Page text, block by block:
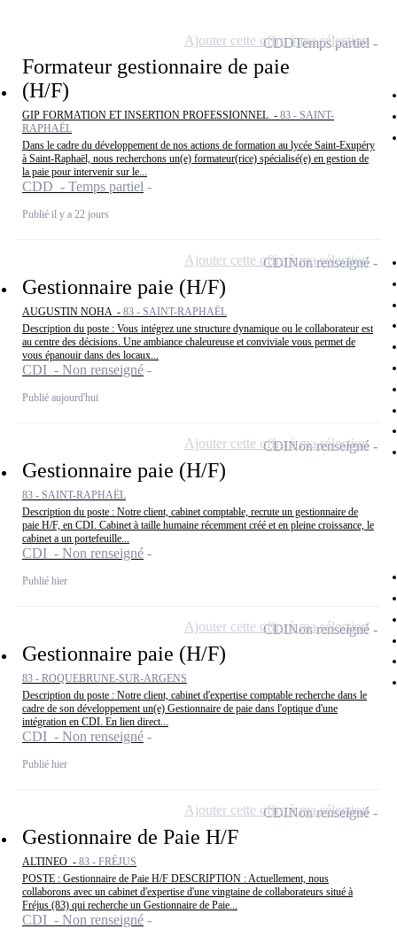
Formateur gestionnaire de paie
(H/F)
GIP FORMATION ET INSERTION PROFESSIONNEL - 83 - SAINT-
RAPHAËL
Dans le cadre du développement de nos actions de formation au lycée Saint-Exupéry
à Saint-Raphaël, nous recherchons un(e) formateur(rice) spécialisé(e) en gestion de
la paie pour intervenir sur le...
CDD - Temps partiel
Publié il y a 22 jours
CDDTemps partiel
Ajouter cette offre à ma sélection
Gestionnaire paie (H/F)
AUGUSTIN NOHA - 83 - SAINT-RAPHAËL
Description du poste : Vous intégrez une structure dynamique ou le collaborateur est
au centre des décisions. Une ambiance chaleureuse et conviviale vous permet de
vous épanouir dans des locaux...
CDI - Non renseigné
Publié aujourd'hui
CDINon renseigné
Ajouter cette offre à ma sélection
Gestionnaire paie (H/F)
83 - SAINT-RAPHAËL
Description du poste : Notre client, cabinet comptable, recrute un gestionnaire de
paie H/F, en CDI. Cabinet à taille humaine récemment créé et en pleine croissance, le
cabinet a un portefeuille...
CDI - Non renseigné
Publié hier
CDINon renseigné
Ajouter cette offre à ma sélection
Gestionnaire paie (H/F)
83 - ROQUEBRUNE-SUR-ARGENS
Description du poste : Notre client, cabinet d'expertise comptable recherche dans le
cadre de son développement un(e) Gestionnaire de paie dans l'optique d'une
intégration en CDI. En lien direct...
CDI - Non renseigné
Publié hier
CDINon renseigné
Ajouter cette offre à ma sélection
Gestionnaire de Paie H/F
ALTINEO - 83 - FRÉJUS
POSTE : Gestionnaire de Paie H/F DESCRIPTION : Actuellement, nous
collaborons avec un cabinet d'expertise d'une vingtaine de collaborateurs situé à
Fréjus (83) qui recherche un Gestionnaire de Paie...
CDI - Non renseigné
CDINon renseigné
Ajouter cette offre à ma sélection